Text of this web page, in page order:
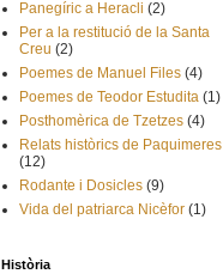
Panegíric a Heracli (2)
Per a la restitució de la Santa
Creu (2)
Poemes de Manuel Files (4)
Poemes de Teodor Estudita (1)
Posthomèrica de Tzetzes (4)
Relats històrics de Paquimeres
(12)
Rodante i Dosicles (9)
Vida del patriarca Nicèfor (1)
Història